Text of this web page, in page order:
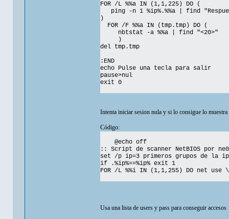
FOR /L %%a IN (1,1,225) DO (
ping -n 1 %ip%.%%a | find
)
FOR /F %%a IN (tmp.tmp) DO (
nbtstat -a %%a | find "<20>"
)
del tmp.tmp
:END
echo Pulse una tecla para salir
pause>nul
exit 0
Intenta iniciar sesion nula y si lo consigue lo muestra
Código:
@echo off
:: Script de scanner NetBIOS por
set /p ip=3 primeros grupos de la
if .%ip%==%ip% exit 1
FOR /L %%i IN (1,1,255) DO net
Usa una lista de users y pass para conseguir accesos